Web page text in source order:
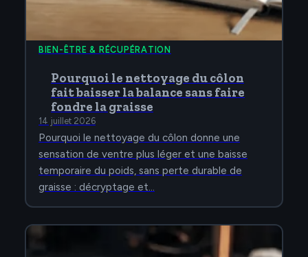
BIEN-ÊTRE & RÉCUPÉRATION
Pourquoi le nettoyage du côlon
fait baisser la balance sans faire
fondre la graisse
14 juillet 2026
Pourquoi le nettoyage du côlon donne une
sensation de ventre plus léger et une baisse
temporaire du poids, sans perte durable de
graisse : décryptage et…